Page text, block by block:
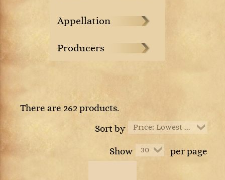
Appellation
Producers
There are 262 products.
Sort by
Price: Lowest first
Show 30 per page